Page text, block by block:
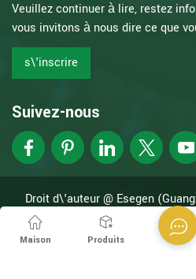
Veuillez continuer à lire, restez
vous invitons à nous dire ce que
s\'inscrire
Suivez-nous
Droit d\'auteur @ Esegen
Tous droits réservés.
politique de
Maison Produits